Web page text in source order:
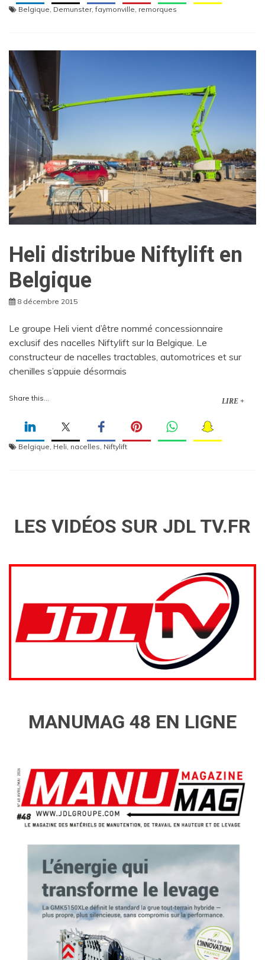
Belgique Demunster,faymonville remorques
Heli distribue Niftylift en
Belgique
8 décembre 2015
Le groupe Heli vient d’être nommé concessionnaire
exclusif des nacelles Niftylift sur la Belgique. Le
constructeur de nacelles tractables, automotrices et sur
chenilles s’appuie désormais
Share this... LIRE +
Belgique, Heli, nacelles, Niftylift
LES VIDÉOS SUR JDL TV.FR
MANUMAG 48 EN LIGNE